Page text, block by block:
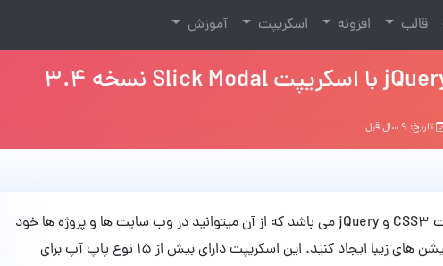
(current) قالب افزونه اسکریپت آموزش
تاریخ: ۹ سال قبل
Slick Modal یک اسکریپت به صورت CSS3 و jQuery می باشد که از آن میتوانید در وب سایت ها و پروژه ها خود
برای ایجاد پاپ های گرافیکی با انیمیشن های زیبا ایجاد کنید. این اسکریپت دارای بیش از 15 نوع پاپ آپ برای